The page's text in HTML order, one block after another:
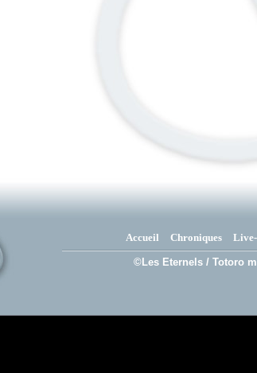
Accueil Chroniques
©Les Eternels / Totoro